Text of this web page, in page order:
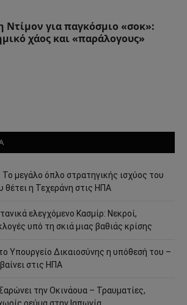
Ντίμον για παγκόσμιο «σοκ»:
χάος και «παράλογους»
μεγάλο όπλο στρατηγικής ισχύος του
θέτει η Τεχεράνη στις ΗΠΑ
ελεγχόμενο Κασμίρ: Νεκροί,
υπό τη σκιά μιας βαθιάς κρίσης
Υπουργείο Δικαιοσύνης η υπόθεσή του –
στις ΗΠΑ
την Οκινάουα – Τραυματίες,